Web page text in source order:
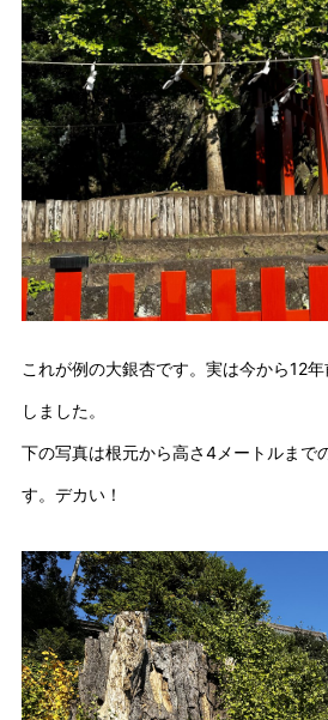
これが例の大銀杏です。実は今から12
しました。
下の写真は根元から高さ4メートルまで
す。デカい！